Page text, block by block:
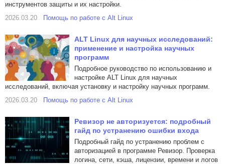
инструментов защиты и их настройки.
2026.03.20
Помощь по работе с Alt Linux
ALT Linux для научных исследований:
применение и настройка научных
программ
Подробное руководство по использованию и
настройке ALT Linux для научных
исследований, включая установку и настройку научных программ.
2026.03.20
Помощь по работе с Alt Linux
Ревизор не авторизуется: подробный
гайд по устранению ошибки входа
Подробный гайд по устранению проблем с
авторизацией в программе Ревизор. Проверка
логина, сети, кэша, лицензии, времени и логов